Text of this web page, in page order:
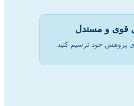
قوی و مستدل
پژوهش خود ترسیم کنید.